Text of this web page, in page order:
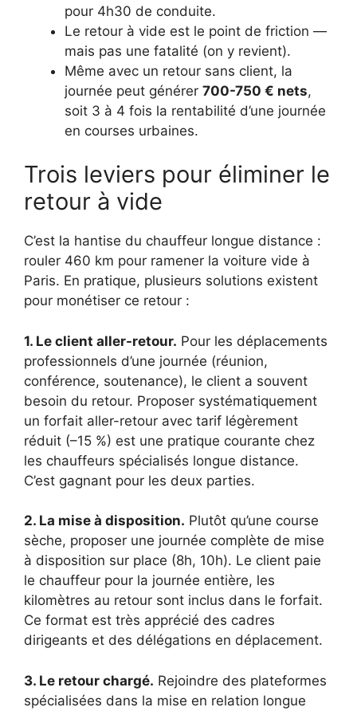
pour 4h30 de conduite.
Le retour à vide est le point de friction —
mais pas une fatalité (on y revient).
Même avec un retour sans client, la
journée peut générer 700-750 € nets,
soit 3 à 4 fois la rentabilité d’une journée
en courses urbaines.
Trois leviers pour éliminer le
retour à vide
C’est la hantise du chauffeur longue distance :
rouler 460 km pour ramener la voiture vide à
Paris. En pratique, plusieurs solutions existent
pour monétiser ce retour :
1. Le client aller-retour. Pour les déplacements
professionnels d’une journée (réunion,
conférence, soutenance), le client a souvent
besoin du retour. Proposer systématiquement
un forfait aller-retour avec tarif légèrement
réduit (–15 %) est une pratique courante chez
les chauffeurs spécialisés longue distance.
C’est gagnant pour les deux parties.
2. La mise à disposition. Plutôt qu’une course
sèche, proposer une journée complète de mise
à disposition sur place (8h, 10h). Le client paie
le chauffeur pour la journée entière, les
kilomètres au retour sont inclus dans le forfait.
Ce format est très apprécié des cadres
dirigeants et des délégations en déplacement.
3. Le retour chargé. Rejoindre des plateformes
spécialisées dans la mise en relation longue